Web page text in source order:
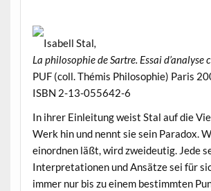
Isabell Stal,
La philosophie de Sartre. Essai d’analyse
PUF (coll. Thémis Philosophie) Paris
ISBN 2-13-055642-6
In ihrer Einleitung weist Stal auf die
Werk hin und nennt sie sein Paradox.
einordnen läßt, wird zweideutig. Jede
Interpretationen und Ansätze sei für
immer nur bis zu einem bestimmten